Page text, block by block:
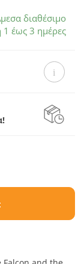
διαθέσιμο
έως 3 ημέρες